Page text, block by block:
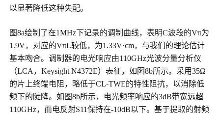
以显著降低这种失配。
图8a绘制了在1MHz下记录的调制曲线，表明C波段的Vπ为
1.9V，对应的VπL较低，为1.33V·cm，与我们的理论估计
基本吻合。调制器的电光响应由110GHz光波分量分析仪
（LCA，Keysight N4372E）表征，如图8b所示。采用35Ω
的片上终端电阻，略低于CL-TWE的特性阻抗，以消除低
频下的陡降。如图8b所示，电光频率响应的3dB带宽远超
110GHz，而电反射S11保持在-10dB以下。基于提取的射频